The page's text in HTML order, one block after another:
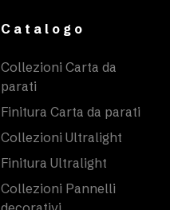
Catalogo
Collezioni Carta da
parati
Finitura Carta da parati
Collezioni Ultralight
Finitura Ultralight
Collezioni Pannelli